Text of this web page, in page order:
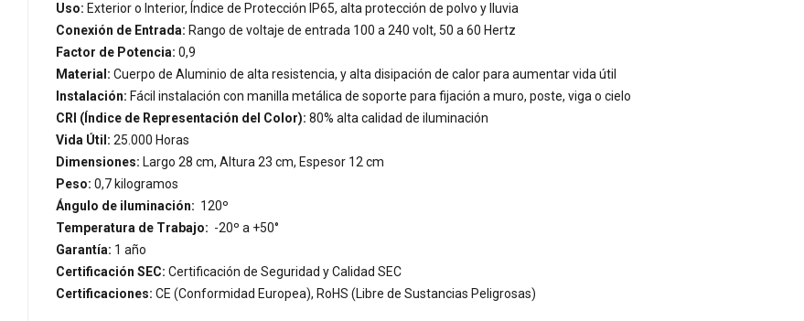
Uso: Exterior o Interior, Índice de Protección IP65, alta protección de polvo y lluvia
Conexión de Entrada: Rango de voltaje de entrada 100 a 240 volt, 50 a 60 Hertz
Factor de Potencia: 0,9
Material: Cuerpo de Aluminio de alta resistencia, y alta disipación de calor para aumentar vida útil
Instalación: Fácil instalación con manilla metálica de soporte para fijación a muro, poste, viga o cielo
CRI (Índice de Representación del Color): 80% alta calidad de iluminación
Vida Útil: 25.000 Horas
Dimensiones: Largo 28 cm, Altura 23 cm, Espesor 12 cm
Peso: 0,7 kilogramos
Ángulo de iluminación: 120º
Temperatura de Trabajo: -20º a +50°
Garantía: 1 año
Certificación SEC: Certificación de Seguridad y Calidad SEC
Certificaciones: CE (Conformidad Europea), RoHS (Libre de Sustancias Peligrosas)